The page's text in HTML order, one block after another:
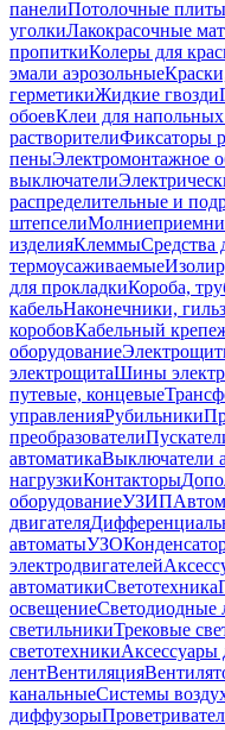
панелиПотолочные плиты
уголкиЛакокрасочные
пропиткиКолеры для
эмали аэрозольные
герметикиЖидкие гвозди
обоевКлеи для
растворителиФиксаторы
пеныЭлектромонтажное
выключатели
распределительные и
штепсели
изделияКлеммыСредства
термоусаживаемые
для прокладкиКороба,
кабельНаконечники,
коробовКабельный
оборудование
электрощитаШины
путевые, концевые
управленияРубильники
преобразователи
автоматикаВыключатели
нагрузкиКонтакторы
оборудованиеУЗИП
двигателя
автоматыУЗО
электродвигателей
автоматикиСветотехника
освещениеСветодиодные
светильникиТрековые
светотехникиАксессуары
лентВентиляция
канальныеСистемы
диффузоры